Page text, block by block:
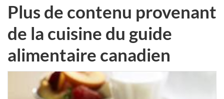
Plus de contenu provenant
de la cuisine du guide
alimentaire canadien